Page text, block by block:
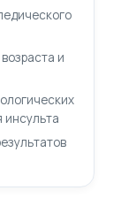
и
инсульта